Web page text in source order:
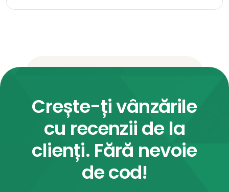
Crește-ți vânzările
cu recenzii de la
clienți. Fără nevoie
de cod!